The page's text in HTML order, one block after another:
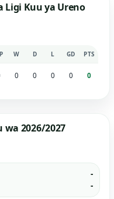
Kuu ya Ureno
W D L GD PTS
0 0 0 0 0
2026/2027
-
-